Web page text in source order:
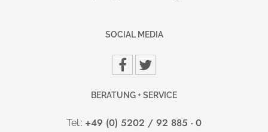
SOCIAL MEDIA
BERATUNG + SERVICE
Tel.: +49 (0) 5202 / 92 885 - 0